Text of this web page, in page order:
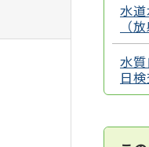
水
（
水
日